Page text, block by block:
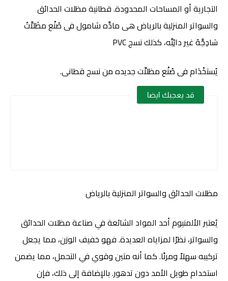
التجارية أو المساحات المحدودة. قطانية مظلات الحدائق
والسواتر المنزلية بالرياض هى مادَّه شامول فى صُنْع مظَلاَّتٌ
سَادِجَّهٌ غير دائِبَّه، كذلك نسج PVC
يُستخْدَام فى صُنْع مظلاِّت جديده من نسج قطانى.
قد يعجبك ايضا
مظلات الحدائق والسواتر المنزلية بالرياض
يُعتبر الألمنيوم أحد المواد الشائعة في صناعة مظلات الحدائق
والسواتر، نظرًا لمزاياه العديدة. فهو خفيف الوزن، مما يجعل
تركيبه سهلاً ومرنًا. كما أنه متين وقوي في التحمل، مما يضمن
استخدام طويل الأمد دون تدهور. بالإضافة إلى ذلك، فإن